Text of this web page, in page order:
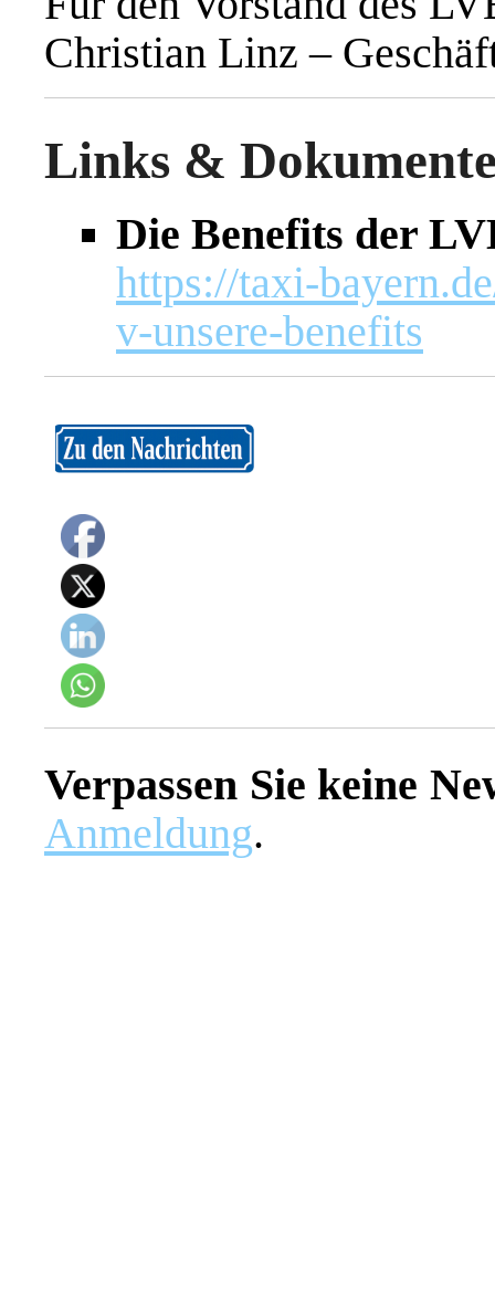
Christian Linz –
Links &
Die Benefits der
https://taxi-
v-unsere-benefits
Verpassen Sie keine
Anmeldung.